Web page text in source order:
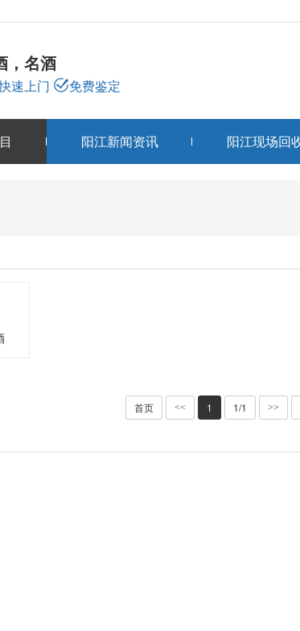
，名酒
速上门 免费鉴定
阳江新闻资讯 阳江现场回
首页 << 1 1/1 >>